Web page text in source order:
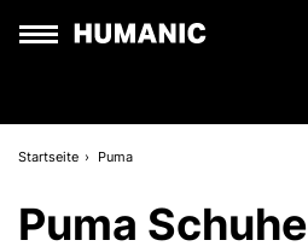
Startseite Puma
Puma Schuhe